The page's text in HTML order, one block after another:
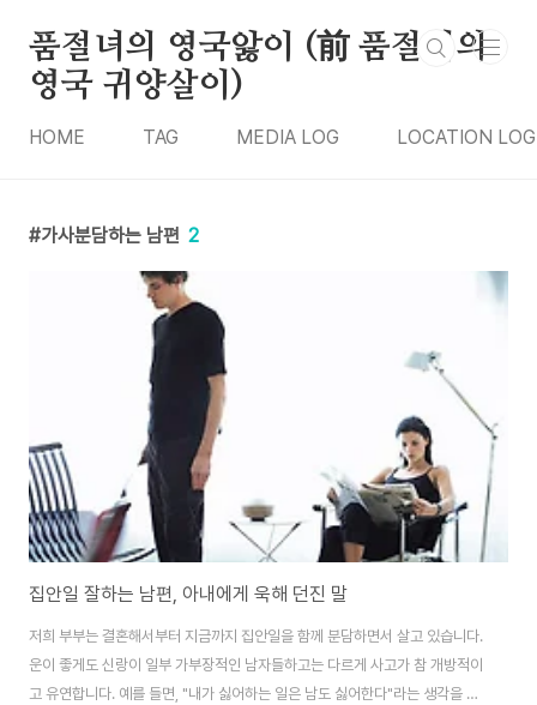
품절녀의 영국앓이 (前 품절녀의
영국 귀양살이)
HOME TAG MEDIA LOG LOCATION LOG
가사분담하는 남편 2
집안일 잘하는 남편, 아내에게 욱해 던진 말
저희 부부는 결혼해서부터 지금까지 집안일을 함께 분담하면서 살고 있습니다.
운이 좋게도 신랑이 일부 가부장적인 남자들하고는 다르게 사고가 참 개방적이
고 유연합니다. 예를 들면, "내가 싫어하는 일은 남도 싫어한다"라는 생각을 갖